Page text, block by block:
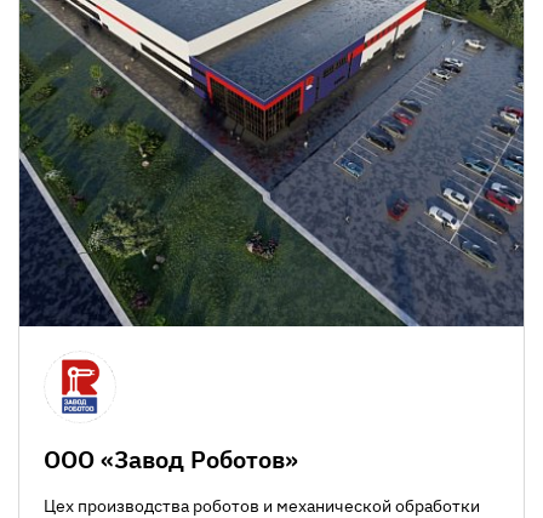
ООО «Завод Роботов»
Цех производства роботов и механической обработки